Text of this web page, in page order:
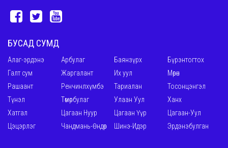
БУСАД СУМД
Алаг-эрдэнэ Арбулаг Баянзүрх
Бүрэнтогтох
Галт сум
Жаргалант Их уул
Мөрөн
Рашаант
Ренчинлхүмбэ Тариалан
Тосонцэнгэл
Түнэл
Төмөрбулаг Улаан Уул
Ханх
Хатгал
Цагаан Нуур Цагаан Үүр
Цагаан-Уул
Цэцэрлэг
Чандмань-Өндөр Шинэ-Идэр Эрдэнэбулган